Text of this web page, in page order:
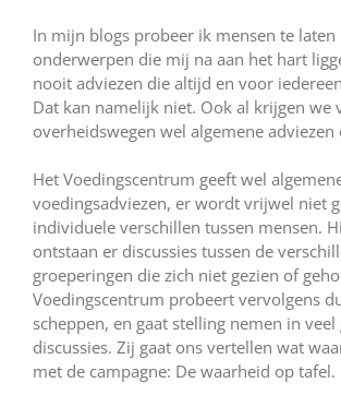
In mijn blogs probeer ik mensen te
onderwerpen die mij na aan het hart
nooit adviezen die altijd en voor
Dat kan namelijk niet. Ook al krijgen we
overheidswegen wel algemene adviezen
Het Voedingscentrum geeft wel
voedingsadviezen, er wordt vrijwel niet
individuele verschillen tussen mensen.
ontstaan er discussies tussen de
groeperingen die zich niet gezien of
Voedingscentrum probeert vervolgens
scheppen, en gaat stelling nemen in
discussies. Zij gaat ons vertellen wat
met de campagne: De waarheid op tafel.